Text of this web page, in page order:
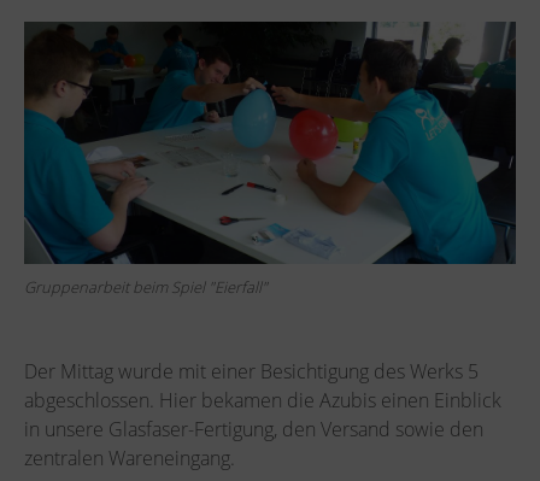
Gruppenarbeit beim Spiel "Eierfall"
Der Mittag wurde mit einer Besichtigung des Werks 5
abgeschlossen. Hier bekamen die Azubis einen Einblick
in unsere Glasfaser-Fertigung, den Versand sowie den
zentralen Wareneingang.